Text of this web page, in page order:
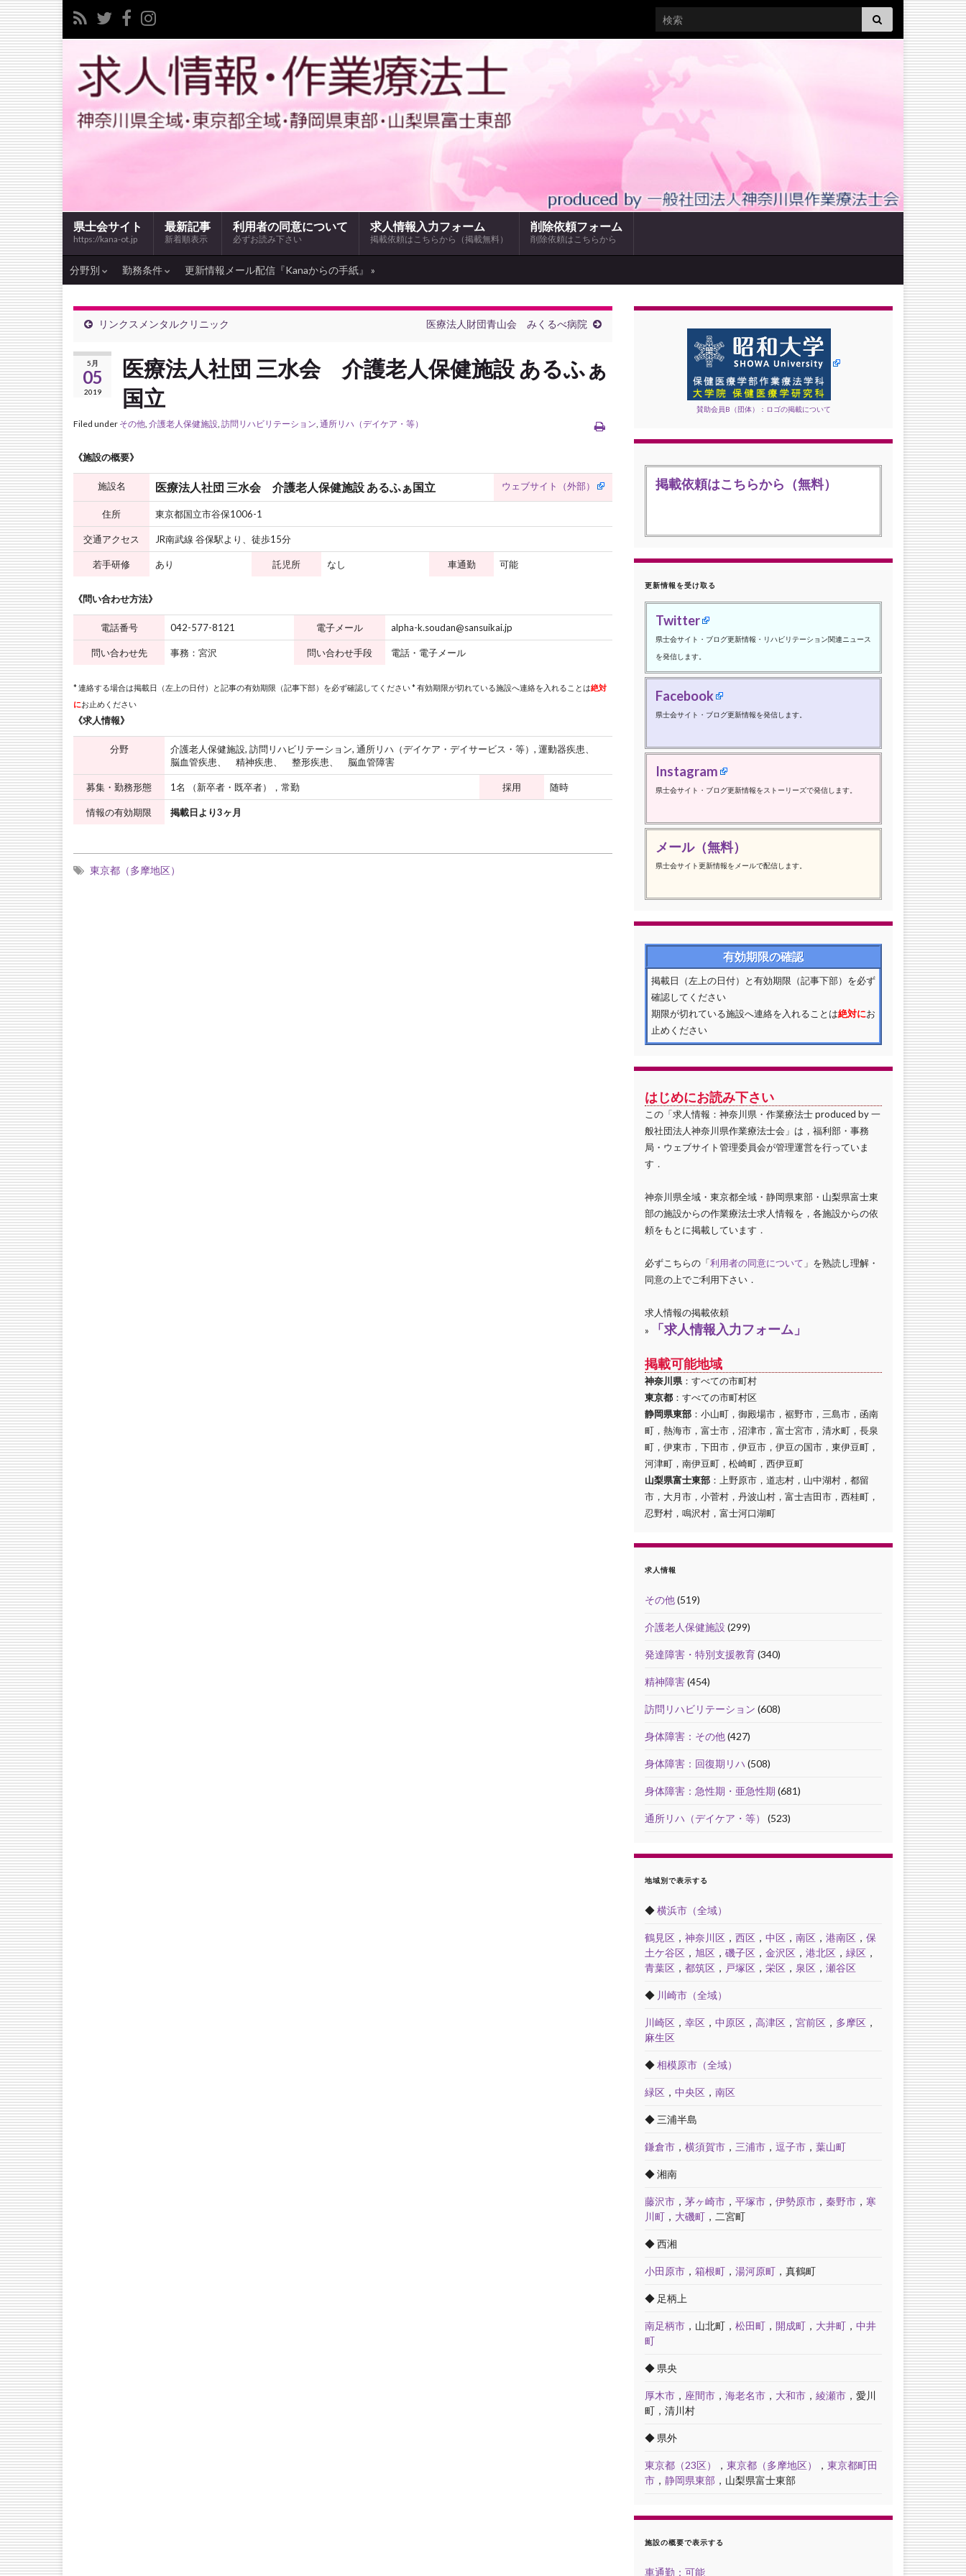
Search for:
県士会サイト
https://kana-ot.jp
最新記事
新着順表示
利用者の同意について
必ずお読み下さい
求人情報入力フォーム
掲載依頼はこちらから（掲載無料）
削除依頼フォーム
削除依頼はこちらから
分野別 勤務条件 更新情報メール配信『Kanaからの手紙』 »
リンクスメンタルクリニック 医療法人財団青山会 みくるべ病院
5月
05
2019
医療法人社団 三水会 介護老人保健施設 あるふぁ
国立
Filed under その他, 介護老人保健施設, 訪問リハビリテーション, 通所リハ（デイケア・等）
《施設の概要》
施設名 医療法人社団 三水会 介護老人保健施設 あるふぁ国立 ウェブサイト（外部）
住所 東京都国立市谷保1006-1
交通アクセス JR南武線 谷保駅より、徒歩15分
若手研修 あり 託児所 なし 車通勤 可能
《問い合わせ方法》
電話番号 042-577-8121 電子メール alpha-k.soudan@sansuikai.jp
問い合わせ先 事務：宮沢 問い合わせ手段 電話・電子メール
* 連絡する場合は掲載日（左上の日付）と記事の有効期限（記事下部）を必ず確認してください * 有効期限が切れている施設へ連絡を入れることは絶対
にお止めください
《求人情報》
分野
介護老人保健施設, 訪問リハビリテーション, 通所リハ（デイケア・デイサービス・等）, 運動器疾患、
脳血管疾患、 精神疾患、 整形疾患、 脳血管障害
募集・勤務形態 1名 （新卒者・既卒者），常勤 採用 随時
情報の有効期限 掲載日より3ヶ月
東京都（多摩地区）
賛助会員B（団体）：ロゴの掲載について
掲載依頼はこちらから（無料）
更新情報を受け取る
Twitter
県士会サイト・ブログ更新情報・リハビリテーション関連ニュース
を発信します。
Facebook
県士会サイト・ブログ更新情報を発信します。
Instagram
県士会サイト・ブログ更新情報をストーリーズで発信します。
メール（無料）
県士会サイト更新情報をメールで配信します。
有効期限の確認
掲載日（左上の日付）と有効期限（記事下部）を必ず
確認してください
期限が切れている施設へ連絡を入れることは絶対にお
止めください
はじめにお読み下さい
この「求人情報：神奈川県・作業療法士 produced by 一
般社団法人神奈川県作業療法士会」は，福利部・事務
局・ウェブサイト管理委員会が管理運営を行っていま
す．
神奈川県全域・東京都全域・静岡県東部・山梨県富士東
部の施設からの作業療法士求人情報を，各施設からの依
頼をもとに掲載しています．
必ずこちらの「利用者の同意について 」を熟読し理解・
同意の上でご利用下さい．
求人情報の掲載依頼
»
「求人情報入力フォーム」
掲載可能地域
神奈川県 ：すべての市町村
東京都 ：すべての市町村区
静岡県東部 ：小山町，御殿場市，裾野市，三島市，函南
町，熱海市，富士市，沼津市，富士宮市，清水町，長泉
町，伊東市，下田市，伊豆市，伊豆の国市，東伊豆町，
河津町，南伊豆町，松崎町，西伊豆町
山梨県富士東部 ：上野原市，道志村，山中湖村，都留
市，大月市，小菅村，丹波山村，富士吉田市，西桂町，
忍野村，鳴沢村，富士河口湖町
求人情報
その他(519)
介護老人保健施設 (299)
発達障害・特別支援教育(340)
精神障害(454)
訪問リハビリテーション (608)
身体障害：その他(427)
身体障害：回復期リハ (508)
身体障害：急性期・亜急性期 (681)
通所リハ（デイケア・等） (523)
地域別で表示する
◆横浜市（全域）
鶴見区 ， 神奈川区 ， 西区 ， 中区 ， 南区 ， 港南区 ， 保
土ケ谷区 ， 旭区 ， 磯子区 ， 金沢区 ， 港北区 ， 緑区 ，
青葉区 ， 都筑区 ， 戸塚区 ， 栄区 ， 泉区 ， 瀬谷区
◆ 川崎市（全域）
川崎区 ， 幸区 ， 中原区 ， 高津区 ， 宮前区 ， 多摩区 ，
麻生区
◆相模原市（全域）
緑区 ， 中央区 ， 南区
◆ 三浦半島
鎌倉市 ， 横須賀市 ， 三浦市 ， 逗子市 ， 葉山町
◆ 湘南
藤沢市 ， 茅ヶ崎市 ， 平塚市 ， 伊勢原市 ， 秦野市 ， 寒
川町 ， 大磯町 ，二宮町
◆ 西湘
小田原市 ， 箱根町 ， 湯河原町 ，真鶴町
◆ 足柄上
南足柄市 ，山北町， 松田町 ， 開成町 ， 大井町 ， 中井
町
◆ 県央
厚木市 ， 座間市 ， 海老名市 ， 大和市 ， 綾瀬市 ，愛川
町，清川村
◆ 県外
東京都（23区） ， 東京都（多摩地区） ， 東京都町田
市 ， 静岡県東部 ，山梨県富士東部
施設の概要で表示する
車通勤：可能